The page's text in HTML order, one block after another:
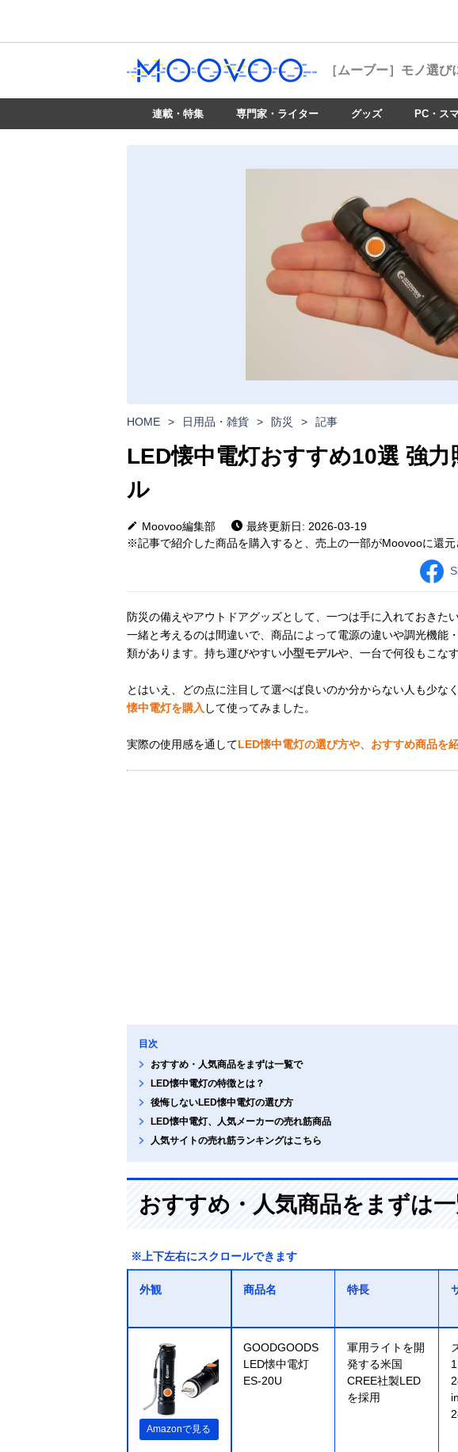
［ムーブー］ モノ選び
連載・特集 専門家・ライター グッズ PC・ス
HOME > 日用品・雑貨 > 防災 > 記事
LED懐中電灯おすすめ10選 強
ル
Moovoo編集部
最終更新日: 2026-03-19
※記事で紹介した商品を購入すると、売上の一部がMoovooに還元
防災の備えやアウトドアグッズとして、一つは手に入れておきた
一緒と考えるのは間違いで、商品によって電源の違いや調光機能
類があります。持ち運びやすい小型モデルや、一台で何役もこなす
とはいえ、どの点に注目して選べば良いのか分からない人も少な
懐中電灯を購入 して使ってみました。
実際の使用感を通してLED懐中電灯の選び方や、おすすめ商品を
目次
おすすめ・人気商品をまずは一覧で
LED懐中電灯の特徴とは？
後悔しないLED懐中電灯の選び方
LED懐中電灯、人気メーカーの売れ筋商品
人気サイトの売れ筋ランキングはこちら
おすすめ・人気商品をまずは
※上下左右にスクロールできます
外観 商品名 特長
Amazonで見る
GOODGOODS
LED懐中電灯
ES-20U
軍用ライトを開
発する米国
CREE社製LED
を採用